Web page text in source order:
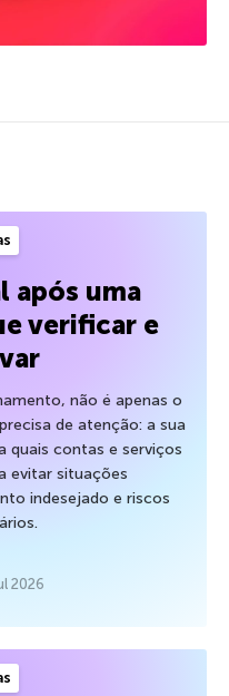
após uma
verificar e
não é apenas o
de atenção: a sua
quais contas e serviços
evitar situações
indesejado e riscos
2026